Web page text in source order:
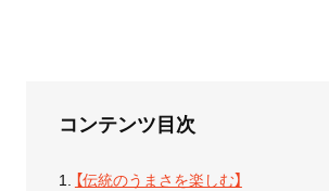
コンテンツ目次
【伝統のうまさを楽しむ】